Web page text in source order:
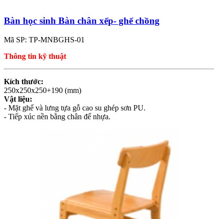
Bàn học sinh Bàn chân xếp- ghế chồng
Mã SP: TP-MNBGHS-01
Thông tin kỹ thuật
Kích thước:
250x250x250+190 (mm)
Vật liệu:
- Mặt ghế và lưng tựa gỗ cao su ghép sơn PU.
- Tiếp xúc nền bằng chân đế nhựa.